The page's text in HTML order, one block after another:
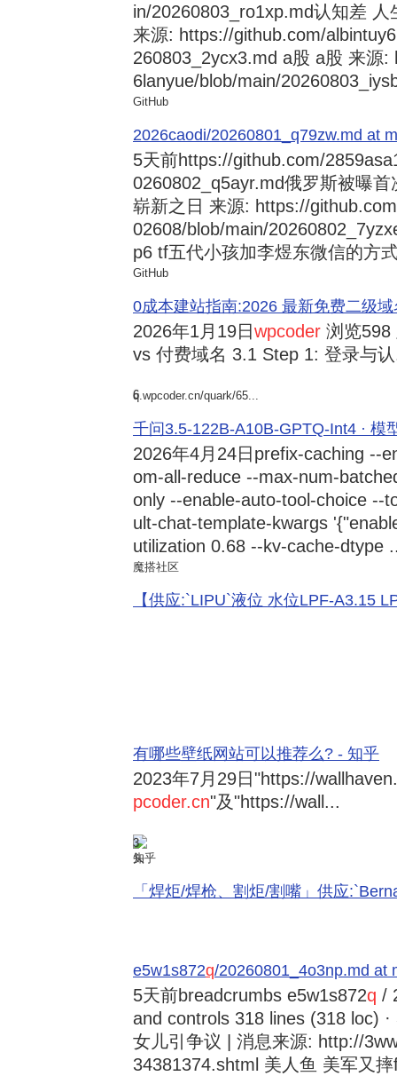
in/20260803_ro1xp.md认知差
来源: https://github.com/
260803_2ycx3.md a股 a股 来源
6lanyue/blob/main/
GitHub
2026caodi/20260801_q79zw.md at
5天前https://github.com/
0260802_q5ayr.md俄罗斯被曝
崭新之日 来源: https://
02608/blob/main/
p6 tf五代小孩加李煜东微信的方
GitHub
0成本建站指南:2026 最新免费二级
2026年1月19日wpcoder 浏览598
vs 付费域名 3.1 Step 1: 登录与
6
q.wpcoder.cn/quark/65...
千问3.5-122B-A10B-GPTQ-Int4 · 模
2026年4月24日 prefix-caching --
om-all-reduce --max-num-
only --enable-auto-tool-choice --
ult-chat-template-kwargs
utilization 0.68 --kv-cache-dtype
魔搭社区
【供应:`LIPU`液位 水位LPF-A3.15
有哪些壁纸网站可以推荐么? - 知乎
2023年7月29日 "https://
pcoder.cn"及"https://wall...
3
知乎
「焊炬/焊枪、割炬/割嘴」供应
e5w1s872q/20260801_4o3np.md at
5天前breadcrumbs e5w1s872q /
and controls 318 lines (318 loc)
女儿引争议 | 消息来源: http://
34381374.shtml 美人鱼 美军又